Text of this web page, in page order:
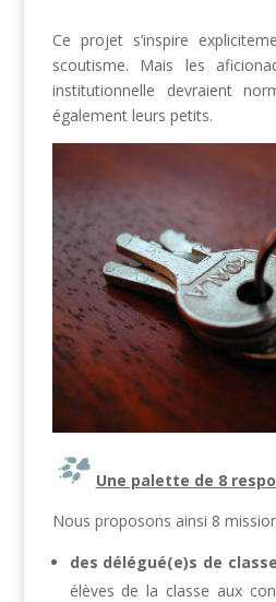
Ce projet s’inspire
scoutisme. Mais les
institutionnelle devraient
également leurs petits.
Une palette de 8
Nous proposons ainsi 8
des délégué(e)s de classe
élèves de la classe aux